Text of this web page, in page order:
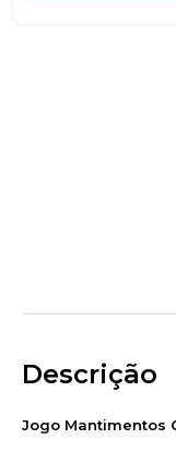
Descrição
Jogo Mantimentos